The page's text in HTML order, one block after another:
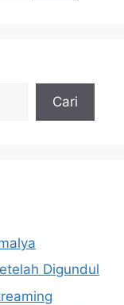
Cari
Digundul